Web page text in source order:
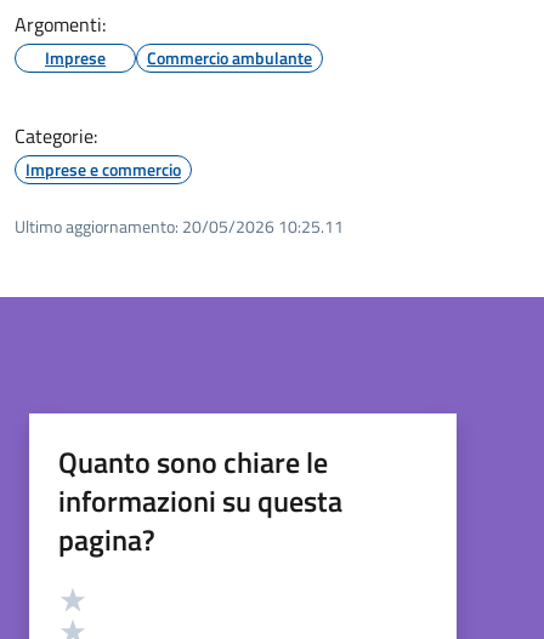
Argomenti:
Imprese Commercio ambulante
Categorie:
Imprese e commercio
Ultimo aggiornamento: 20/05/2026 10:25.11
Quanto sono chiare le
informazioni su questa
pagina?
Valutazione